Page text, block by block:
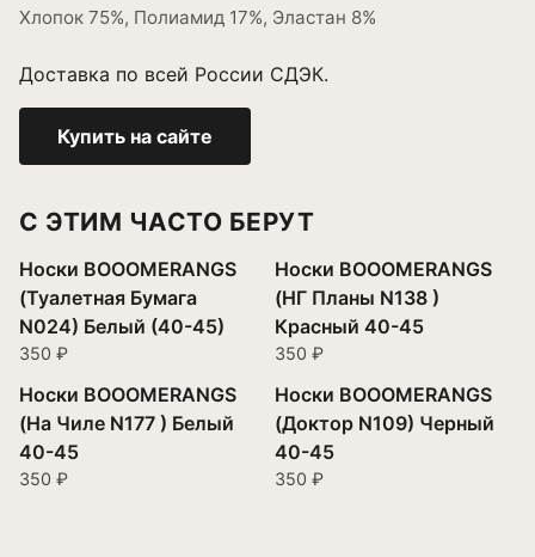
Хлопок 75%, Полиамид 17%, Эластан 8%
Доставка по всей России СДЭК.
Купить на сайте
С ЭТИМ ЧАСТО БЕРУТ
Носки BOOOMERANGS
(Туалетная Бумага
N024) Белый (40-45)
350 ₽
Носки BOOOMERANGS
(НГ Планы N138 )
Красный 40-45
350 ₽
Носки BOOOMERANGS
(На Чиле N177 ) Белый
40-45
350 ₽
Носки BOOOMERANGS
(Доктор N109) Черный
40-45
350 ₽